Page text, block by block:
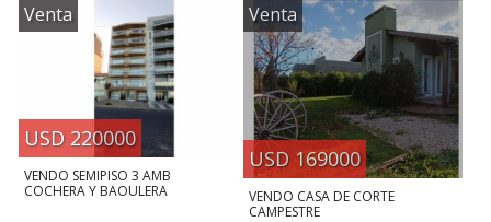
Venta
USD 220000
VENDO SEMIPISO 3 AMB
COCHERA Y BAOULERA
Venta
USD 169000
VENDO CASA DE CORTE
CAMPESTRE